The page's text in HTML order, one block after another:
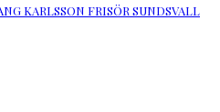
KARLSSON FRISÖR SUNDSVALL